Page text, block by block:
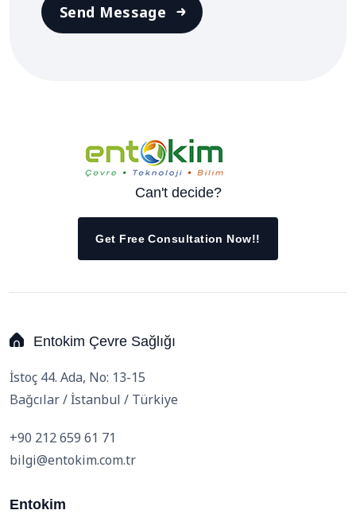
Can't decide?
Get Free Consultation Now!!
Entokim Çevre Sağlığı
İstoç 44. Ada, No: 13-15
Bağcılar / İstanbul / Türkiye
+90 212 659 61 71
bilgi@entokim.com.tr
Entokim